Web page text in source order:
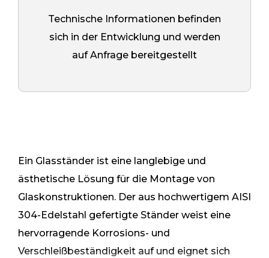
Technische Informationen befinden
sich in der Entwicklung und werden
auf Anfrage bereitgestellt
Ein Glasständer ist eine langlebige und
ästhetische Lösung für die Montage von
Glaskonstruktionen. Der aus hochwertigem AISI
304-Edelstahl gefertigte Ständer weist eine
hervorragende Korrosions- und
Verschleißbeständigkeit auf und eignet sich